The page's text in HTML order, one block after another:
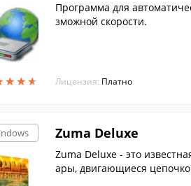
★★★
★★★
Программа для
зможной скорости.
Лицензия: Платно
Zuma Deluxe
Zuma Deluxe - это
ары, двигающиеся